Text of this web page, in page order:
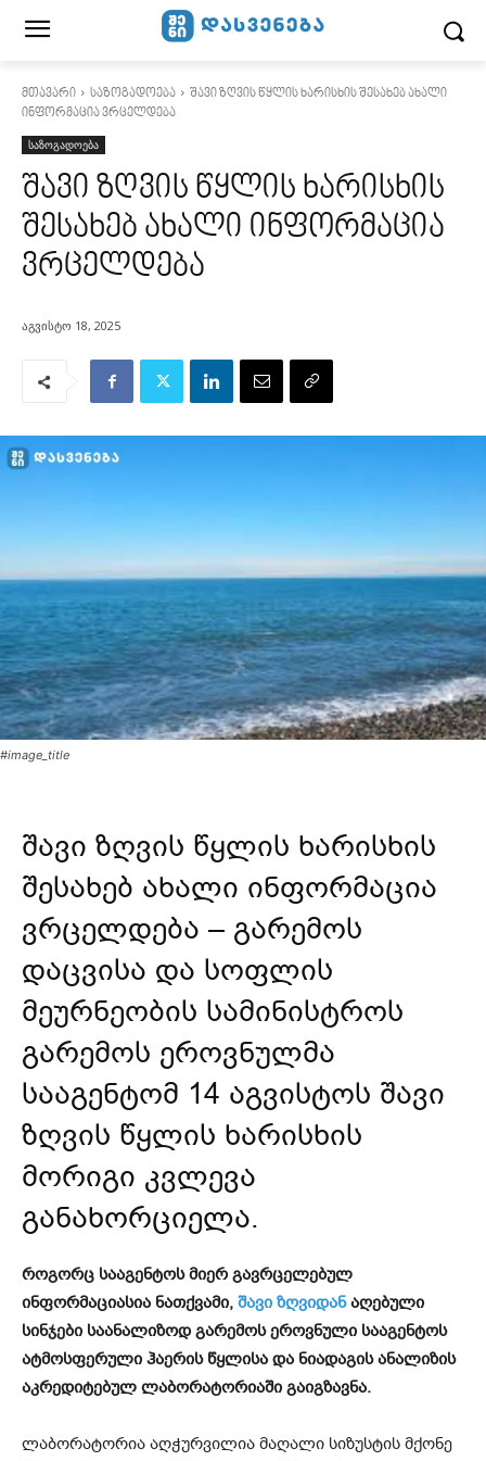
მთავარი საზოგადოება
შავი ზღვის წყლის ხარისხის შესახებ ახალი
ინფორმაცია ვრცელდება
საზოგადოება
შავი ზღვის წყლის ხარისხის
შესახებ ახალი ინფორმაცია
ვრცელდება
აგვისტო 18, 2025
#image_title
შავი ზღვის წყლის ხარისხის
შესახებ ახალი ინფორმაცია
ვრცელდება – გარემოს
დაცვისა და სოფლის
მეურნეობის სამინისტროს
გარემოს ეროვნულმა
სააგენტომ 14 აგვისტოს შავი
ზღვის წყლის ხარისხის
მორიგი კვლევა
განახორციელა.
როგორც სააგენტოს მიერ გავრცელებულ
ინფორმაციასია ნათქვამი, შავი ზღვიდანაღებული
სინჯები საანალიზოდ გარემოს ეროვნული სააგენტოს
ატმოსფერული ჰაერის წყლისა და ნიადაგის ანალიზის
აკრედიტებულ ლაბორატორიაში გაიგზავნა.
ლაბორატორია აღჭურვილია მაღალი სიზუსტის მქონე